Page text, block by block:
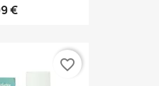
€
favorite_border